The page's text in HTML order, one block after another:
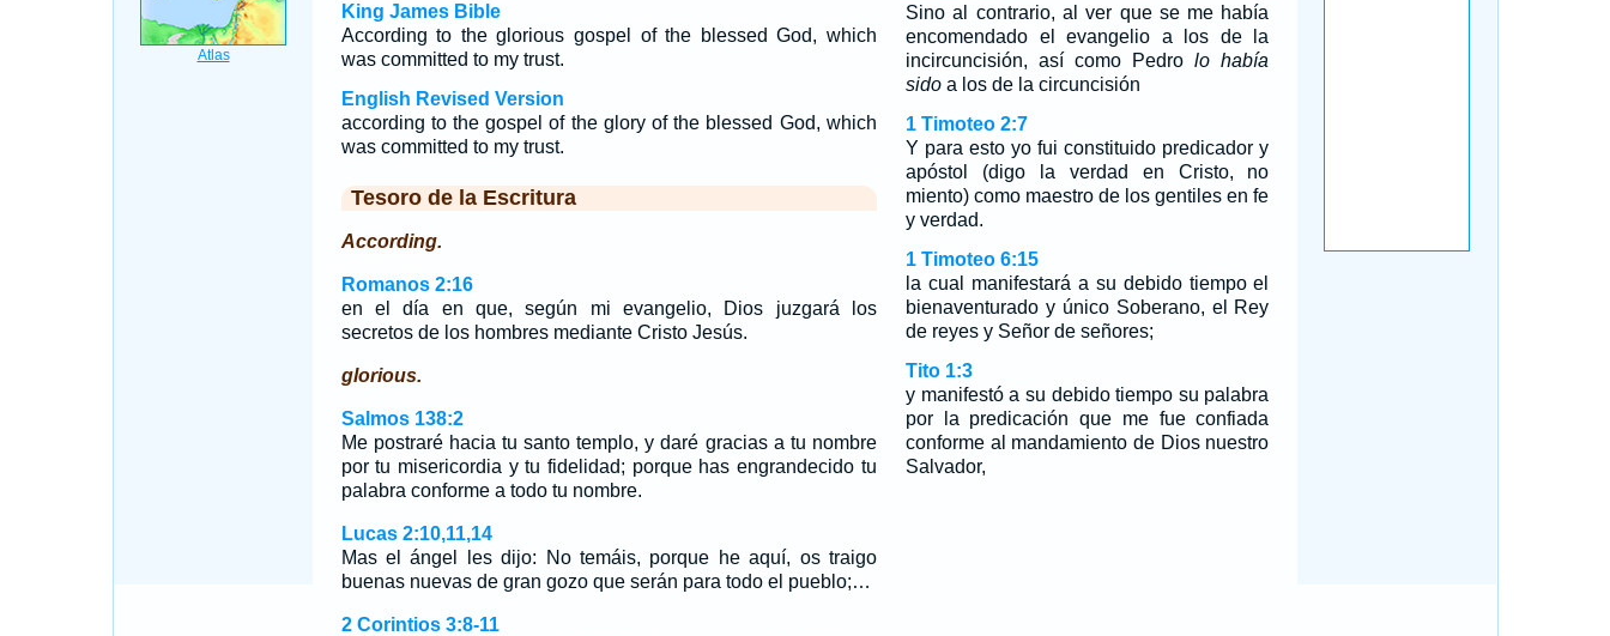
King James Bible
According to the glorious gospel of the blessed God, which
was committed to my trust.
English Revised Version
according to the gospel of the glory of the blessed God, which
was committed to my trust.
Tesoro de la Escritura
According.
Romanos 2:16
en el día en que, según mi evangelio, Dios juzgará los
secretos de los hombres mediante Cristo Jesús.
glorious.
Salmos 138:2
Me postraré hacia tu santo templo, y daré gracias a tu nombre
por tu misericordia y tu fidelidad; porque has engrandecido tu
palabra conforme a todo tu nombre.
Lucas 2:10,11,14
Mas el ángel les dijo: No temáis, porque he aquí, os traigo
buenas nuevas de gran gozo que serán para todo el pueblo;…
2 Corintios 3:8-11
Sino al contrario, al ver que se me había
encomendado el evangelio a los de la
incircuncisión, así como Pedrolo había
sidoa los de la circuncisión
1 Timoteo 2:7
Y para esto yo fui constituido predicador y
apóstol (digo la verdad en Cristo, no
miento) como maestro de los gentiles en fe
y verdad.
1 Timoteo 6:15
la cual manifestará a su debido tiempo el
bienaventurado y único Soberano, el Rey
de reyes y Señor de señores;
Tito 1:3
y manifestó a su debido tiempo su palabra
por la predicación que me fue confiada
conforme al mandamiento de Dios nuestro
Salvador,